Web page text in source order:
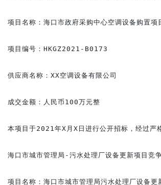
项目名称：海口市政府采购中心空调设备购置项
项目编号：HKGZ2021-B0173
供应商名称：XX空调设备有限公司
成交金额：人民币100万元整
本项目于2021年X月X日进行公开招标，经过严
海口市城市管理局-污水处理厂设备更新项目竞
项目名称：海口市城市管理局污水处理厂设备更